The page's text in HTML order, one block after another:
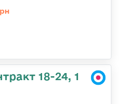
18-24, 1